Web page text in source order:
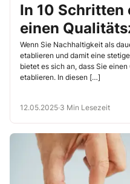
In 10 Schritten
einen
Nachhaltigkeit
Wenn Sie Nachhaltigkeit als
etablieren und damit eine
bietet es sich an, dass Sie
etablieren. In diesen […]
12.05.2025·3 Min Lesezeit